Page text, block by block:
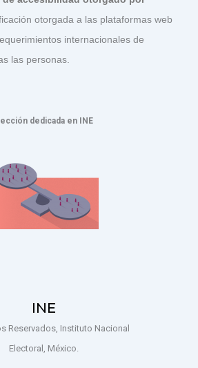
otorgada a las plataformas web
internacionales de
las personas.
dedicada en INE
INE
Reservados, Instituto Nacional
Electoral, México.